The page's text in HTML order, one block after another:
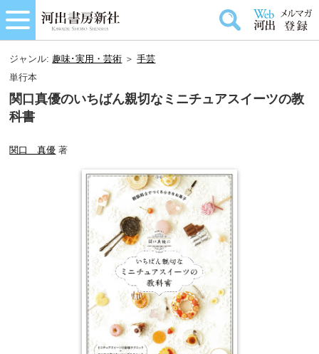
ジャンル: 趣味･実用・芸術 ＞手芸
単行本
関口真優のいちばん親切なミニチュアスイーツの教
科書
関口 真優 著